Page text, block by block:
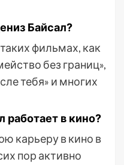
Байсал?
фильмах, как
без границ»,
тебя» и многих
работает в кино?
карьеру в кино в
пор активно